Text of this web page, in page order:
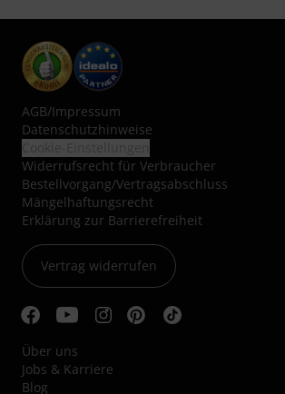
AGB/Impressum
Datenschutzhinweise
Widerrufsrecht für Verbraucher
Bestellvorgang/Vertragsabschluss
Mängelhaftungsrecht
Erklärung zur Barrierefreiheit
Vertrag widerrufen
Über uns
Jobs & Karriere
Blog